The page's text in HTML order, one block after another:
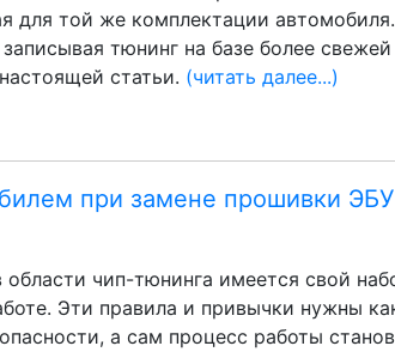
для той же комплектации
тюнинг на базе более
статьи. (читать далее...)
при замене прошивки ЭБУ
чип-тюнинга имеется свой
Эти правила и привычки нужны
а сам процесс работы